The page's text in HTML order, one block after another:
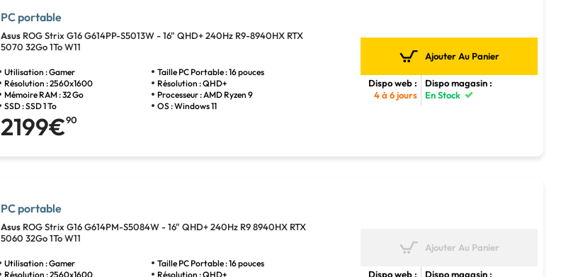
PC portable
Asus ROG Strix G16 G614PP-S5013W - 16" QHD+ 240Hz R9-8940HX RTX
5070 32Go 1To W11
Utilisation : Gamer
Taille PC Portable : 16 pouces
Résolution : 2560x1600
Résolution : QHD+
Mémoire RAM : 32 Go
Processeur : AMD Ryzen 9
SSD : SSD 1 To
OS : Windows 11
2199€90
Ajouter Au Panier
Dispo web :
4 à 6 jours
Dispo magasin :
En Stock
PC portable
Asus ROG Strix G16 G614PM-S5084W - 16" QHD+ 240Hz R9 8940HX RTX
5060 32Go 1To W11
Utilisation : Gamer
Taille PC Portable : 16 pouces
Résolution : 2560x1600
Résolution : QHD+
Ajouter Au Panier
Dispo web :
Dispo magasin :